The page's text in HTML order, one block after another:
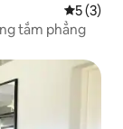
Xếp5 (3)
tắm phẳng